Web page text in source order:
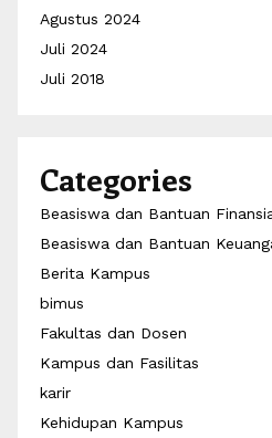
Agustus 2024
Juli 2024
Juli 2018
Categories
Beasiswa dan Bantuan
Beasiswa dan Bantuan
Berita Kampus
bimus
Fakultas dan Dosen
Kampus dan Fasilitas
karir
Kehidupan Kampus